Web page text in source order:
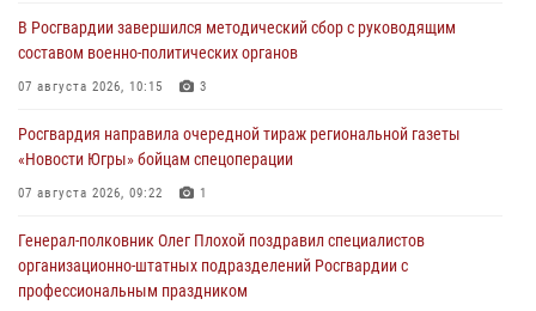
В Росгвардии завершился методический сбор с руководящим
составом военно-политических органов
07 августа 2026, 10:15 3
Росгвардия направила очередной тираж региональной газеты
«Новости Югры» бойцам спецоперации
07 августа 2026, 09:22 1
Генерал-полковник Олег Плохой поздравил специалистов
организационно-штатных подразделений Росгвардии с
профессиональным праздником